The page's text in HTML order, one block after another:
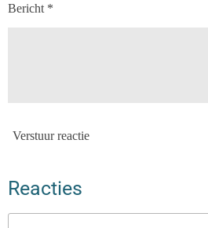
Bericht *
Verstuur reactie
Reacties